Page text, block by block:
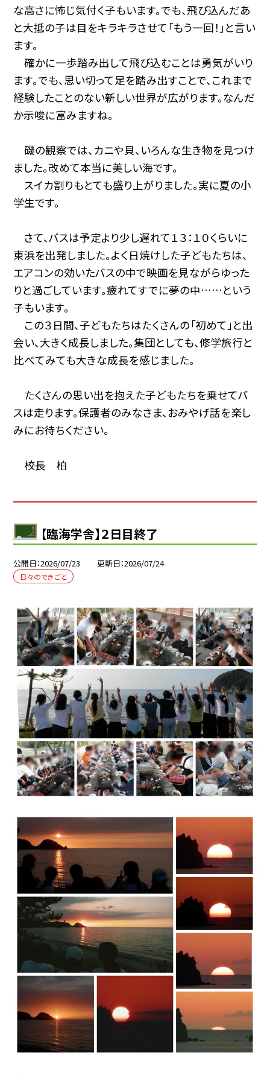
な高さに怖じ気付く子もいます。でも、飛び込んだあ
と大抵の子は目をキラキラさせて「もう一回！」と言い
ます。
確かに一歩踏み出して飛び込むことは勇気がいり
ます。でも、思い切って足を踏み出すことで、これまで
経験したことのない新しい世界が広がります。なんだ
か示唆に富みますね。
磯の観察では、カニや貝、いろんな生き物を見つけ
ました。改めて本当に美しい海です。
スイカ割りもとても盛り上がりました。実に夏の小
学生です。
さて、バスは予定より少し遅れて１３：１０くらいに
東浜を出発しました。よく日焼けした子どもたちは、
エアコンの効いたバスの中で映画を見ながらゆった
りと過ごしています。疲れてすでに夢の中……という
子もいます。
この３日間、子どもたちはたくさんの「初めて」と出
会い、大きく成長しました。集団としても、修学旅行と
比べてみても大きな成長を感じました。
たくさんの思い出を抱えた子どもたちを乗せてバ
スは走ります。保護者のみなさま、おみやげ話を楽し
みにお待ちください。
校長 柏
【臨海学舎】２日目終了
公開日 2026/07/23 更新日 2026/07/24
日々のできごと